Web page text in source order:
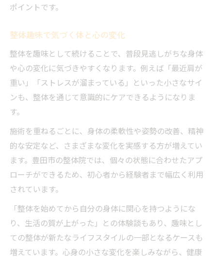
ポイントです。
整体趣味で気づく体と心の変化
整体を趣味として続けることで、普段見逃しがちな身体
や心の変化に気づきやすくなります。例えば「最近肩が
重い」「ストレスが溜まっている」といった小さなサイ
ンも、整体を通じて意識的にケアできるようになりま
す。
施術を重ねるごとに、身体の柔軟性や姿勢の改善、精神
的な安定など、さまざまな変化を実感する方が増えてい
ます。豊田市の整体院では、個々の状態に合わせたアプ
ローチができるため、初心者から経験者まで幅広く利用
されています。
「整体を始めてから自分の身体に関心を持つようにな
り、生活の質が上がった」との体験談もあり、趣味とし
ての整体が新たなライフスタイルの一部となるケースも
増えています。心身の小さな変化を楽しみながら、健康